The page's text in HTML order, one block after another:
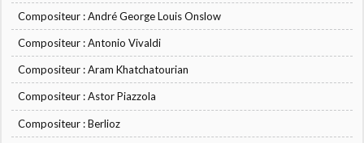
Compositeur : André George Louis Onslow
Compositeur : Antonio Vivaldi
Compositeur : Aram Khatchatourian
Compositeur : Astor Piazzola
Compositeur : Berlioz